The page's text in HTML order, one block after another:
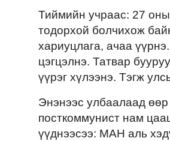
Тиймийн учраас: 27
тодорхой болчихож
хариуцлага, ачаа
цэгцэлнэ. Татвар
үүрэг хүлээнэ. Тэгж
Энэнээс улбаалаад
посткоммунист нам
үүднээсээ: МАН аль